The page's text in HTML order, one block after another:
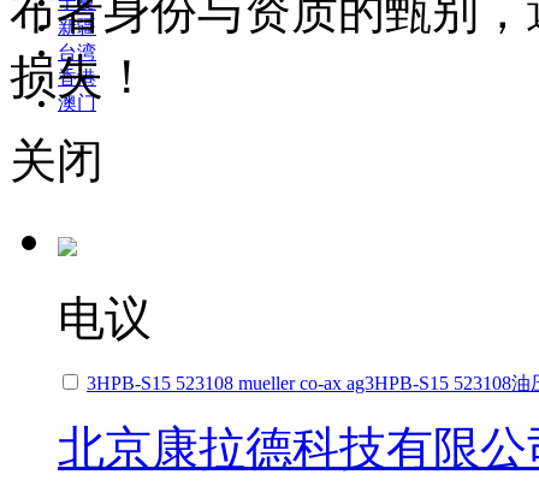
新疆
台湾
香港
澳门
布者身份与资质的甄别
损失！
关闭
电议
3HPB-S15 523108 mueller co-ax ag3HPB-S15 523108
北京康拉德科技有限公